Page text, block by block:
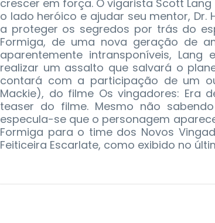
crescer em força. O vigarista Scott
o lado heróico e ajudar seu mentor, Dr.
a proteger os segredos por trás do
Formiga, de uma nova geração de
aparentemente intransponíveis,
realizar um assalto que salvará o
contará com a participação de um
Mackie), do filme Os vingadores: Era
teaser do filme. Mesmo não
especula-se que o personagem
Formiga para o time dos Novos
Feiticeira Escarlate, como exibido no